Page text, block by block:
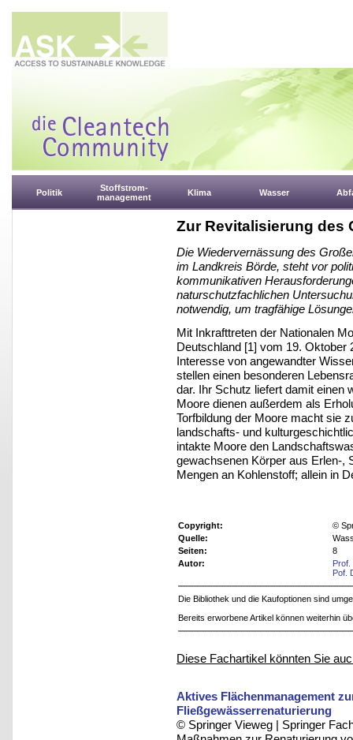
Politik
Stoffstrom-
management
Klima Wasser
Zur Revitalisierung des
Die Wiedervernässung des
im Landkreis Börde, steht vor
kommunikativen
naturschutzfachlichen
notwendig, um tragfähige
Mit Inkrafttreten der Nationalen
Deutschland [1] vom 19.
Interesse von angewandter
stellen einen besonderen
dar. Ihr Schutz liefert damit einen
Moore dienen außerdem als
Torfbildung der Moore macht sie
landschafts- und
intakte Moore den
gewachsenen Körper aus Erlen-,
Mengen an Kohlenstoff; allein in
Copyright:
©
Quelle:
Seiten:
8
Autor:
Pof.
Die Bibliothek und die Kaufoptionen sind
Bereits erworbene Artikel können weiterhin
Diese Fachartikel könnten Sie
Aktives Flächenmanagement
Fließgewässerrenaturierung
© Springer Vieweg | Springer